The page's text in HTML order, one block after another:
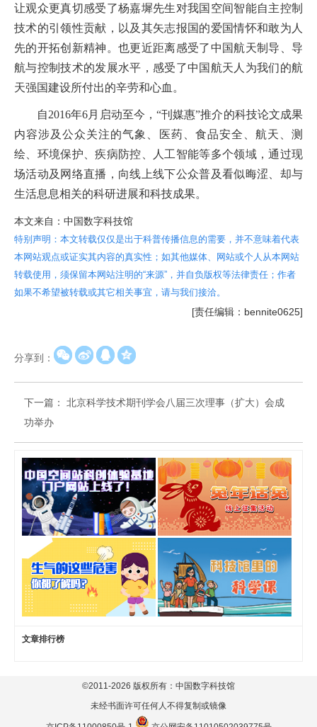
让观众更真切感受了杨嘉墀先生对我国空间智能自主控制
技术的引领性贡献，以及其矢志报国的爱国情怀和敢为人
先的开拓创新精神。也更近距离感受了中国航天制导、导
航与控制技术的发展水平，感受了中国航天人为我们的航
天强国建设所付出的辛劳和心血。
自2016年6月启动至今，“刊媒惠”推介的科技论文成果
内容涉及公众关注的气象、医药、食品安全、航天、测
绘、环境保护、疾病防控、人工智能等多个领域，通过现
场活动及网络直播，向线上线下公众普及看似晦涩、却与
生活息息相关的科研进展和科技成果。
本文来自：中国数字科技馆
特别声明：本文转载仅仅是出于科普传播信息的需要，并不意味着代表
本网站观点或证实其内容的真实性；如其他媒体、网站或个人从本网站
转载使用，须保留本网站注明的“来源”，并自负版权等法律责任；作者
如果不希望被转载或其它相关事宜，请与我们接洽。
[责任编辑：bennite0625]
分享到：
下一篇： 北京科学技术期刊学会八届三次理事（扩大）会成
功举办
文章排行榜
©2011-2026 版权所有：中国数字科技馆
未经书面许可任何人不得复制或镜像